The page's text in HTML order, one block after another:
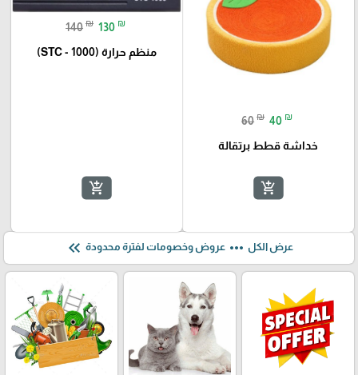
60 ₪ 40 ₪
خداشة قطط برتقالة
add_shopping_cart
140 ₪ 130 ₪
منظم حرارة (STC - 1000)
add_shopping_cart
عرض الكل more_horiz عروض وخصومات لفترة محدودة keyboard_double_arrow_left